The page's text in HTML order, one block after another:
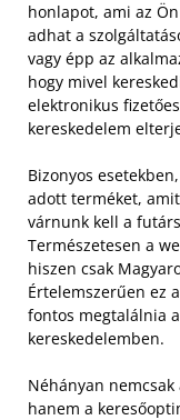
honlapot, ami az
adhat a
vagy épp az
hogy mivel
elektronikus
kereskedelem
Bizonyos
adott terméket,
várnunk kell a
Természetesen a
hiszen csak
Értelemszerűen ez
fontos megtalálnia
kereskedelemben.
Néhányan
hanem a